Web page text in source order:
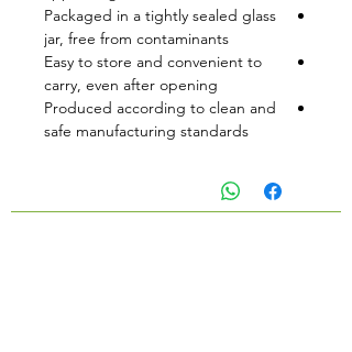
Packaged in a tightly sealed glass
jar, free from contaminants
Easy to store and convenient to
carry, even after opening
Produced according to clean and
safe manufacturing standards